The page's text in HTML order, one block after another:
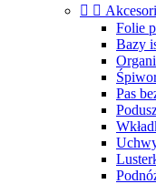
 
Folie
Bazy
Pas